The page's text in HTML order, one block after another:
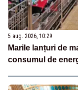
5 aug. 2026, 10:29
Marile lanțuri de
consumul de